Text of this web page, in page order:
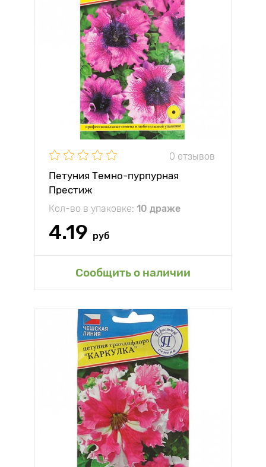
0 отзывов
Петуния Темно-пурпурная
Престиж
Кол-во в упаковке: 10 драже
4.19 руб
Сообщить о наличии